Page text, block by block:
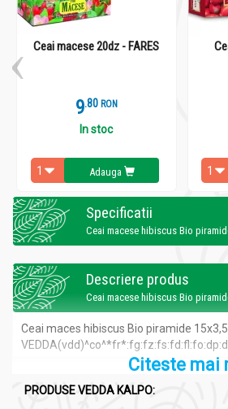
Ceai macese 20dz - FARES
9.8 RON
In stoc
Adauga
Specificatii
Ceai macese hibiscus Bio
Descriere produs
Ceai macese hibiscus Bio
Ceai maces hibiscus Bio piramide
VEDDA(vdd)
Citeste mai
PRODUSE VEDDA KALPO: